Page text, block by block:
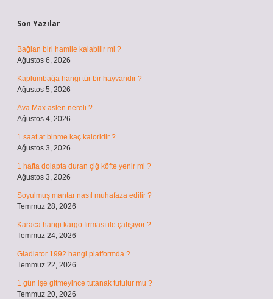
Son Yazılar
Bağlan biri hamile kalabilir mi ?
Ağustos 6, 2026
Kaplumbağa hangi tür bir hayvandır ?
Ağustos 5, 2026
Ava Max aslen nereli ?
Ağustos 4, 2026
1 saat at binme kaç kaloridir ?
Ağustos 3, 2026
1 hafta dolapta duran çiğ köfte yenir mi ?
Ağustos 3, 2026
Soyulmuş mantar nasıl muhafaza edilir ?
Temmuz 28, 2026
Karaca hangi kargo firması ile çalışıyor ?
Temmuz 24, 2026
Gladiator 1992 hangi platformda ?
Temmuz 22, 2026
1 gün işe gitmeyince tutanak tutulur mu ?
Temmuz 20, 2026